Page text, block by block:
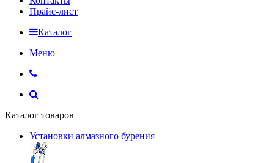
Прайс-лист
Каталог
Меню
Каталог товаров
Установки алмазного бурения